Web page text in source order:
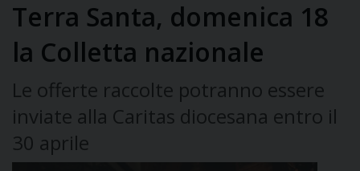
Terra Santa, domenica 18
la Colletta nazionale
Le offerte raccolte potranno essere
inviate alla Caritas diocesana entro il
30 aprile